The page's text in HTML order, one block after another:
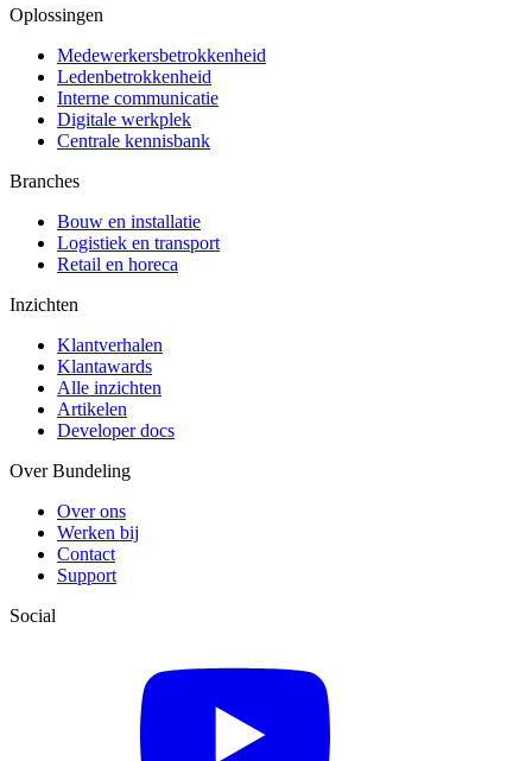
Oplossingen
Medewerkersbetrokkenheid
Ledenbetrokkenheid
Interne communicatie
Digitale werkplek
Centrale kennisbank
Branches
Bouw en installatie
Logistiek en transport
Retail en horeca
Inzichten
Klantverhalen
Klantawards
Alle inzichten
Artikelen
Developer docs
Over Bundeling
Over ons
Werken bij
Contact
Support
Social